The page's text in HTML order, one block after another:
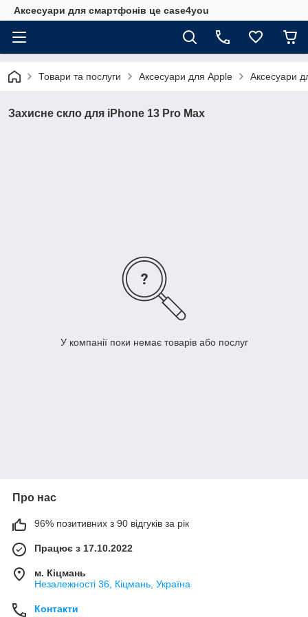
Аксесуари для смартфонів це case4you
Товари та послуги Аксесуари для Apple Аксесуари
Захисне скло для iPhone 13 Pro Max
У компанії поки немає товарів або послуг
Про нас
96% позитивних з 90 відгуків за рік
Працює з 17.10.2022
м. Кіцмань
Незалежності 36, Кіцмань, Україна
Контакти